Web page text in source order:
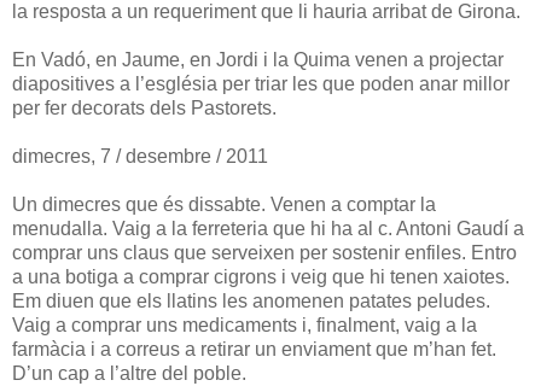
la resposta a un requeriment que li hauria arribat de Girona.
En Vadó, en Jaume, en Jordi i la Quima venen a projectar
diapositives a l’església per triar les que poden anar millor
per fer decorats dels Pastorets.
dimecres, 7 / desembre / 2011
Un dimecres que és dissabte. Venen a comptar la
menudalla. Vaig a la ferreteria que hi ha al c. Antoni Gaudí a
comprar uns claus que serveixen per sostenir enfiles. Entro
a una botiga a comprar cigrons i veig que hi tenen xaiotes.
Em diuen que els llatins les anomenen patates peludes.
Vaig a comprar uns medicaments i, finalment, vaig a la
farmàcia i a correus a retirar un enviament que m’han fet.
D’un cap a l’altre del poble.